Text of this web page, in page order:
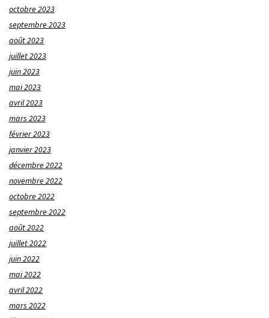
octobre 2023
septembre 2023
août 2023
juillet 2023
juin 2023
mai 2023
avril 2023
mars 2023
février 2023
janvier 2023
décembre 2022
novembre 2022
octobre 2022
septembre 2022
août 2022
juillet 2022
juin 2022
mai 2022
avril 2022
mars 2022